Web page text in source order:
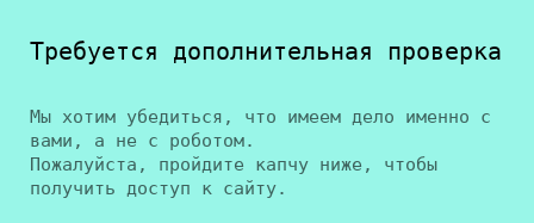
Требуется дополнительная проверка
Мы хотим убедиться, что имеем дело именно с
вами, а не с роботом.
Пожалуйста, пройдите капчу ниже, чтобы
получить доступ к сайту.